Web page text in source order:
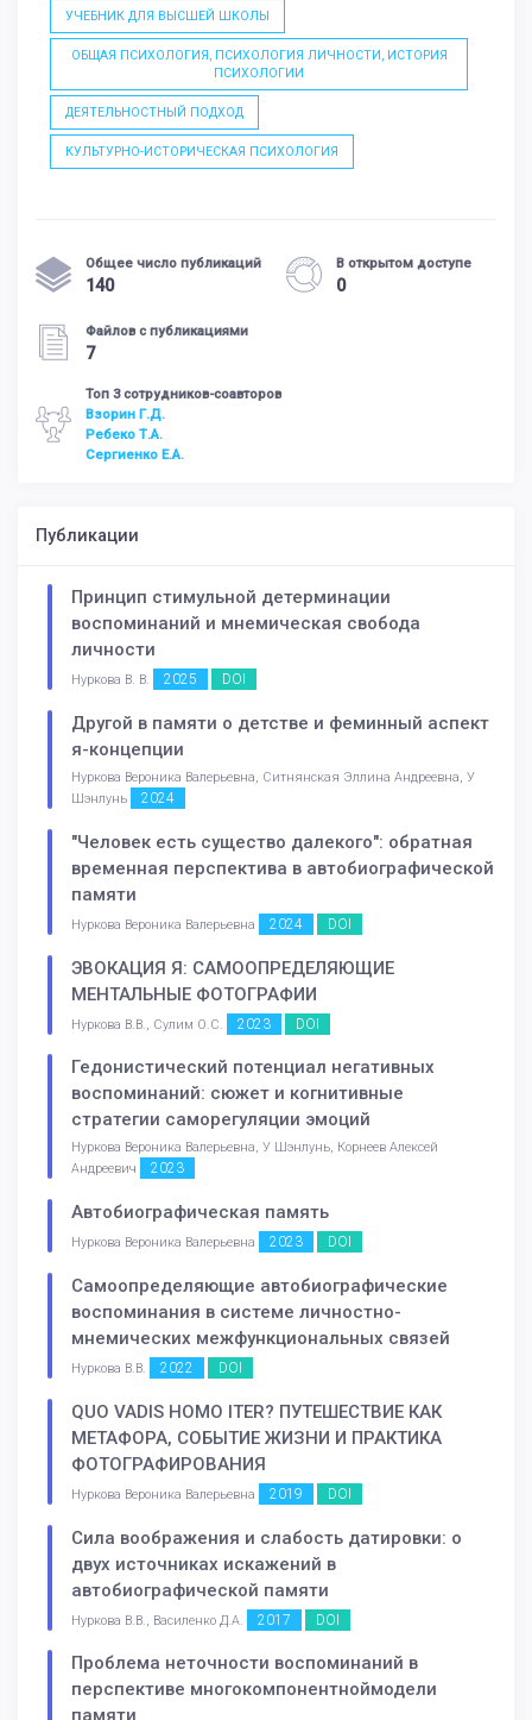
УЧЕБНИК ДЛЯ ВЫСШЕЙ ШКОЛЫ
ОБЩАЯ ПСИХОЛОГИЯ, ПСИХОЛОГИЯ ЛИЧНОСТИ, ИСТОРИЯ
ПСИХОЛОГИИ
ДЕЯТЕЛЬНОСТНЫЙ ПОДХОД
КУЛЬТУРНО-ИСТОРИЧЕСКАЯ ПСИХОЛОГИЯ
Общее число публикаций
140
В открытом доступе
0
Файлов с публикациями
7
Топ 3 сотрудников-соавторов
Взорин Г.Д.
Ребеко Т.А.
Сергиенко Е.А.
Публикации
Принцип стимульной детерминации
воспоминаний и мнемическая свобода
личности
Нуркова В. В. 2025 DOI
Другой в памяти о детстве и феминный аспект
я-концепции
Нуркова Вероника Валерьевна, Ситнянская Эллина Андреевна, У
Шэнлунь
2024
"Человек есть существо далекого": обратная
временная перспектива в автобиографической
памяти
Нуркова Вероника Валерьевна 2024 DOI
ЭВОКАЦИЯ Я: САМООПРЕДЕЛЯЮЩИЕ
МЕНТАЛЬНЫЕ ФОТОГРАФИИ
Нуркова В.В., Сулим О.С. 2023 DOI
Гедонистический потенциал негативных
воспоминаний: сюжет и когнитивные
стратегии саморегуляции эмоций
Нуркова Вероника Валерьевна, У Шэнлунь, Корнеев Алексей
Андреевич
2023
Автобиографическая память
Нуркова Вероника Валерьевна 2023 DOI
Самоопределяющие автобиографические
воспоминания в системе личностно-
мнемических межфункциональных связей
Нуркова В.В. 2022 DOI
QUO VADIS HOMO ITER? ПУТЕШЕСТВИЕ КАК
МЕТАФОРА, СОБЫТИЕ ЖИЗНИ И ПРАКТИКА
ФОТОГРАФИРОВАНИЯ
Нуркова Вероника Валерьевна 2019 DOI
Сила воображения и слабость датировки: о
двух источниках искажений в
автобиографической памяти
Нуркова В.В., Василенко Д.А. 2017 DOI
Проблема неточности воспоминаний в
перспективе многокомпонентноймодели
памяти